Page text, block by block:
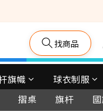
找商品
旗幟 球衣制服
摺桌 旗杆